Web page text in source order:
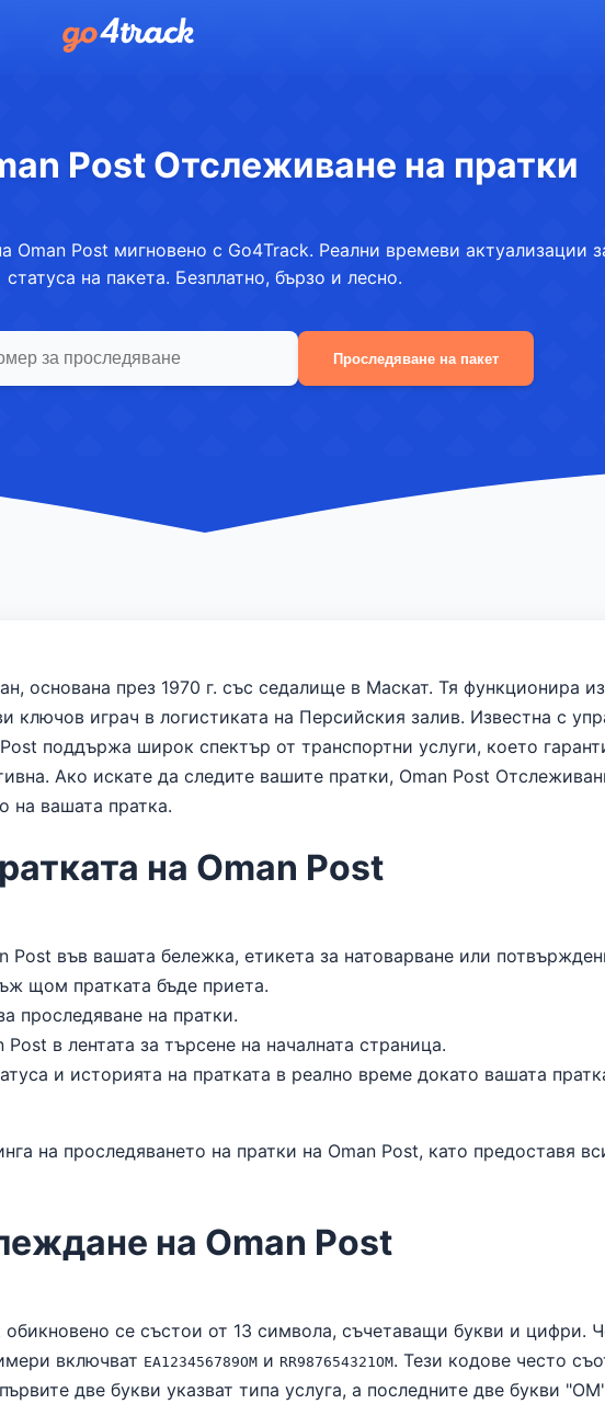
Post Отслеживане на пратки
Oman Post мигновено с Go4Track. Реални времеви актуализации
статуса на пакета. Безплатно, бързо и лесно.
Проследяване на пакет
основана през 1970 г. със седалище в Маскат. Тя функционира
ключов играч в логистиката на Персийския залив. Известна с
поддържа широк спектър от транспортни услуги, което
Ако искате да следите вашите пратки, Oman Post
на вашата пратка.
на Oman Post
във вашата бележка, етикета за натоварване или
щом пратката бъде приета.
проследяване на пратки.
в лентата за търсене на началната страница.
и историята на пратката в реално време докато вашата
на проследяването на пратки на Oman Post, като предоставя
на Oman Post
се състои от 13 символа, съчетаващи букви и цифри.
включват EA123456789OM и RR987654321OM. Тези кодове често
две букви указват типа услуга, а последните две букви